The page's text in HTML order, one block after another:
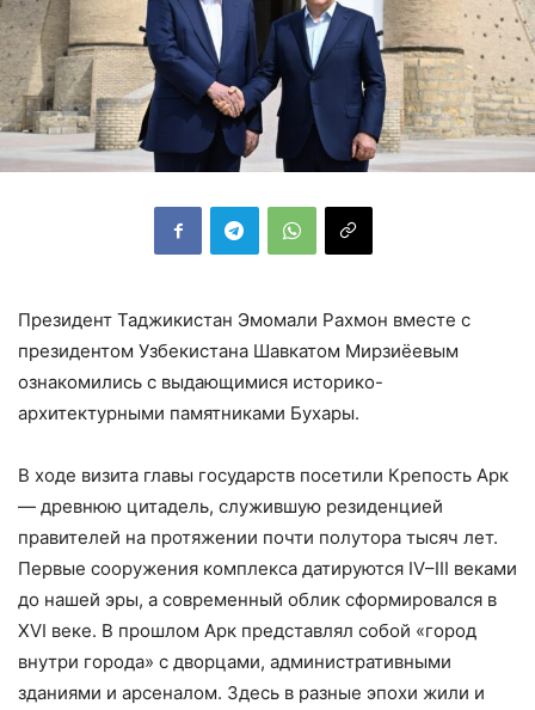
Президент Таджикистан Эмомали Рахмон вместе с
президентом Узбекистана Шавкатом Мирзиёевым
ознакомились с выдающимися историко-
архитектурными памятниками Бухары.
В ходе визита главы государств посетили Крепость Арк
— древнюю цитадель, служившую резиденцией
правителей на протяжении почти полутора тысяч лет.
Первые сооружения комплекса датируются IV–III веками
до нашей эры, а современный облик сформировался в
XVI веке. В прошлом Арк представлял собой «город
внутри города» с дворцами, административными
зданиями и арсеналом. Здесь в разные эпохи жили и